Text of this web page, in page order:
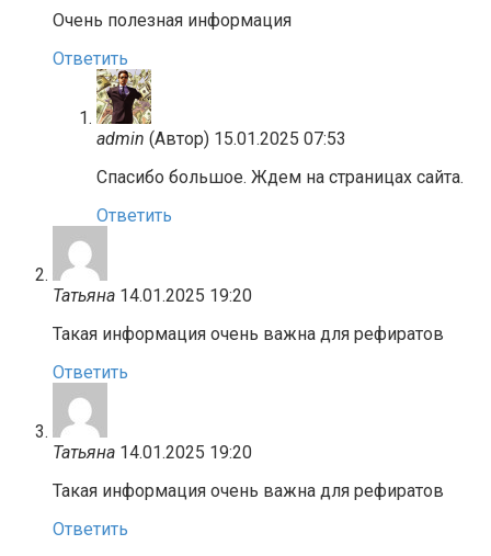
Очень полезная информация
Ответить
admin (Автор) 15.01.2025 07:53
Спасибо большое. Ждем на страницах сайта.
Ответить
Татьяна 14.01.2025 19:20
Такая информация очень важна для рефиратов
Ответить
Татьяна 14.01.2025 19:20
Такая информация очень важна для рефиратов
Ответить